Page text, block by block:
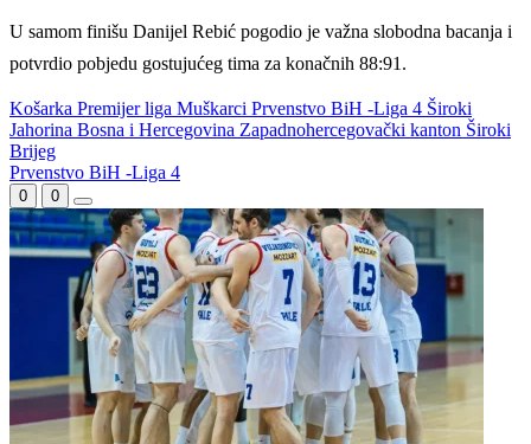
U samom finišu Danijel Rebić pogodio je važna slobodna bacanja i
potvrdio pobjedu gostujućeg tima za konačnih 88:91.
Košarka Premijer liga Muškarci Prvenstvo BiH -Liga 4 Široki
Jahorina Bosna i Hercegovina Zapadnohercegovački kanton Široki
Brijeg
WEB PREPORUKE
Đoković predložio promjene
u tenisu, Amerikanac
komentarisao: Interesantno
da Novak to predlaže
Nakon oluje u Salzburgu
ukazao se Haris Tabaković
Nakon Argentine, Infantino
dobio podršku i
konfederacije: Jednoglasno
Horde zla poručile da neće
ići u Vrapčiće, a upravu FK
Sarajevo okrivili za neigranje